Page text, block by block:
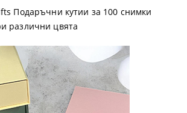
Подаръчни кутии за 100 снимки
различни цвята